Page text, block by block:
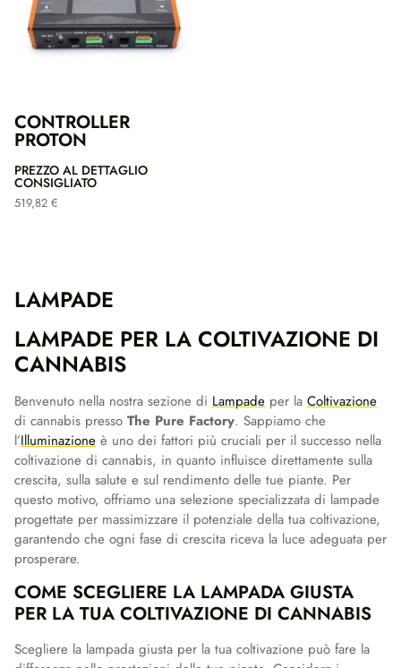
LAMPADE
LAMPADE PER LA COLTIVAZIONE DI
CANNABIS
Benvenuto nella nostra sezione di Lampade per la Coltivazione
di cannabis presso The Pure Factory. Sappiamo che
l’Illuminazione è uno dei fattori più cruciali per il successo nella
coltivazione di cannabis, in quanto influisce direttamente sulla
crescita, sulla salute e sul rendimento delle tue piante. Per
questo motivo, offriamo una selezione specializzata di lampade
progettate per massimizzare il potenziale della tua coltivazione,
garantendo che ogni fase di crescita riceva la luce adeguata per
prosperare.
COME SCEGLIERE LA LAMPADA GIUSTA
PER LA TUA COLTIVAZIONE DI CANNABIS
Scegliere la lampada giusta per la tua coltivazione può fare la
CONTROLLER
PROTON
PREZZO AL DETTAGLIO
CONSIGLIATO
519,82 €